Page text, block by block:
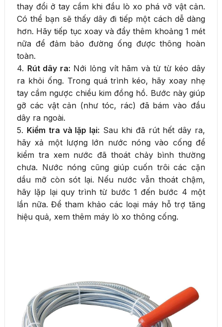
thay đổi ở tay cầm khi đầu lò xo phá vỡ vật cản.
Có thể bạn sẽ thấy dây đi tiếp một cách dễ dàng
hơn. Hãy tiếp tục xoay và đẩy thêm khoảng 1 mét
nữa để đảm bảo đường ống được thông hoàn
toàn.
4. Rút dây ra: Nới lỏng vít hãm và từ từ kéo dây
ra khỏi ống. Trong quá trình kéo, hãy xoay nhẹ
tay cầm ngược chiều kim đồng hồ. Bước này giúp
gỡ các vật cản (như tóc, rác) đã bám vào đầu
dây ra ngoài.
5. Kiểm tra và lặp lại: Sau khi đã rút hết dây ra,
hãy xả một lượng lớn nước nóng vào cống để
kiểm tra xem nước đã thoát chảy bình thường
chưa. Nước nóng cũng giúp cuốn trôi các cặn
dầu mỡ còn sót lại. Nếu nước vẫn thoát chậm,
hãy lặp lại quy trình từ bước 1 đến bước 4 một
lần nữa. Để tham khảo các loại máy hỗ trợ tăng
hiệu quả, xem thêm máy lò xo thông cống.